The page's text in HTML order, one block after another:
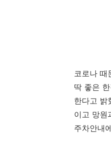
코로나 때
딱 좋은
한다고 밝
이고 망원
주차안내